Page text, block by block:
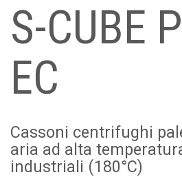
S-CUBE
EC
Cassoni centrifughi
aria ad alta
industriali (180°C)